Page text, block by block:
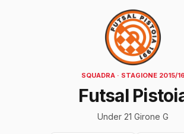
SQUADRA · STAGIONE 2015/16
Futsal
Under 21 Girone G